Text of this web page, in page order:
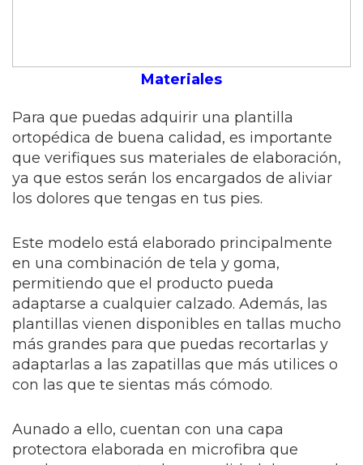
Materiales
Para que puedas adquirir una plantilla
ortopédica de buena calidad, es importante
que verifiques sus materiales de elaboración,
ya que estos serán los encargados de aliviar
los dolores que tengas en tus pies.
Este modelo está elaborado principalmente
en una combinación de tela y goma,
permitiendo que el producto pueda
adaptarse a cualquier calzado. Además, las
plantillas vienen disponibles en tallas mucho
más grandes para que puedas recortarlas y
adaptarlas a las zapatillas que más utilices o
con las que te sientas más cómodo.
Aunado a ello, cuentan con una capa
protectora elaborada en microfibra que